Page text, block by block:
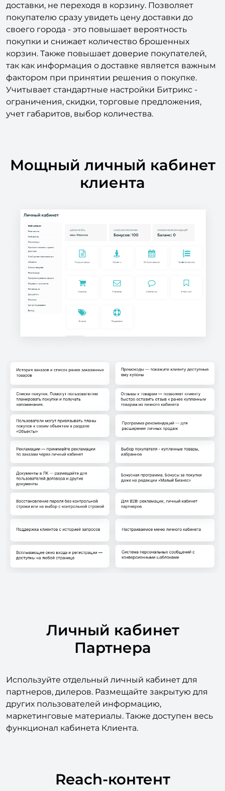
доставки, не переходя в корзину. Позволяет
покупателю сразу увидеть цену доставки до
своего города - это повышает вероятность
покупки и снижает количество брошенных
корзин. Также повышает доверие покупателей,
так как информация о доставке является важным
фактором при принятии решения о покупке.
Учитывает стандартные настройки Битрикс -
ограничения, скидки, торговые предложения,
учет габаритов, выбор количества.
Мощный личный кабинет
клиента
Личный кабинет
Партнера
Используйте отдельный личный кабинет для
партнеров, дилеров. Размещайте закрытую для
других пользователей информацию,
маркетинговые материалы. Также доступен весь
функционал кабинета Клиента.
Reach-контент